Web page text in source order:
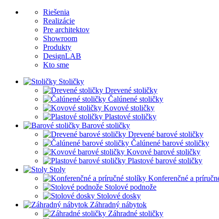
Riešenia
Realizácie
Pre architektov
Showroom
Produkty
DesignLAB
Kto sme
Stoličky
Drevené stoličky
Čalúnené stoličky
Kovové stoličky
Plastové stoličky
Barové stoličky
Drevené barové stoličky
Čalúnené barové stoličky
Kovové barové stoličky
Plastové barové stoličky
Stoly
Konferenčné a
Stolové podnože
Stolové dosky
Záhradný nábytok
Záhradné stoličky